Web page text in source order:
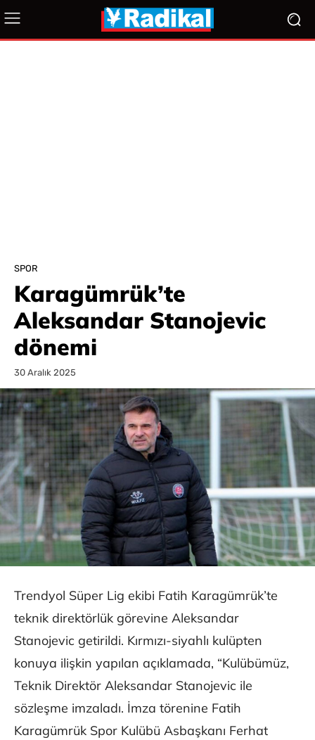
SPOR
Karagümrük’te
Aleksandar Stanojevic
dönemi
30 Aralık 2025
Trendyol Süper Lig ekibi Fatih Karagümrük’te
teknik direktörlük görevine Aleksandar
Stanojevic getirildi. Kırmızı-siyahlı kulüpten
konuya ilişkin yapılan açıklamada, “Kulübümüz,
Teknik Direktör Aleksandar Stanojevic ile
sözleşme imzaladı. İmza törenine Fatih
Karagümrük Spor Kulübü Asbaşkanı Ferhat